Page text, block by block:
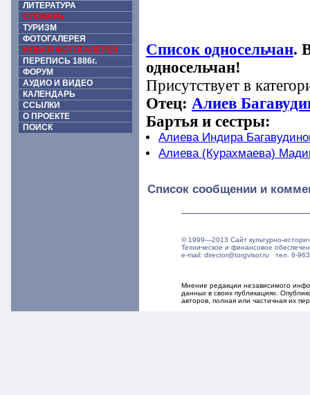
ЛИТЕРАТУРА
СЛОВАРЬ
ТУРИЗМ
ФОТОГАЛЕРЕЯ
НОВАЯ ФОТОГАЛЕРЕЯ
ПЕРЕПИСЬ 1886г.
ФОРУМ
АУДИО И ВИДЕО
КАЛЕНДАРЬ
ССЫЛКИ
О ПРОЕКТЕ
ПОИСК
Список односельчан.
односельчан!
Присутствует в
Отец: Алиев
Бартья и сестры:
Алиева Индира
Алиева (Курахмаева)
Список сообщении и
© 1999—2013 Сайт культурно-
Техническое и финансовое
e-mail: director@torgvisor.ru тел. 8-
Мнение редакции независимого
данных в своих публикациях.
авторов, полная или частичная их